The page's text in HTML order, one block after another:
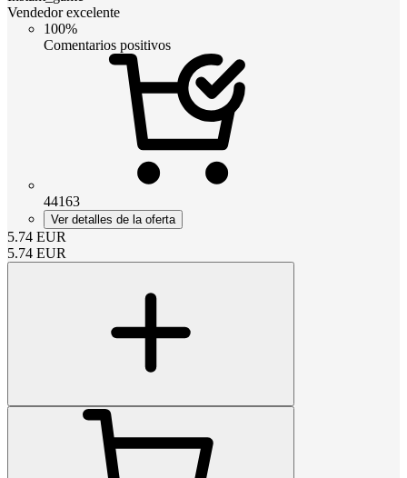
Vendedor excelente
100%
Comentarios positivos
44163
Ver detalles de la oferta
5.74 EUR
5.74 EUR